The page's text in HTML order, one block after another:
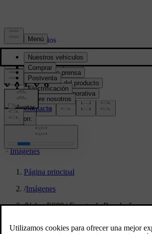
Prensa y Medios
Material de prensa
Información del producto
Información corporativa
Contacto de medios
location:
PY
Imágenes
Página principal
/Imágenes
/Volvo ES90 | Evento de Revelação